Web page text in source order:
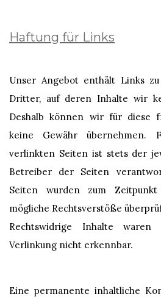
Haftung für Links
Unser Angebot enthält Links
Dritter, auf deren Inhalte wir
Deshalb können wir für diese
keine Gewähr
verlinkten Seiten ist stets der
Betreiber der Seiten
Seiten wurden zum
mögliche Rechtsverstöße
Rechtswidrige Inhalte
Verlinkung nicht erkennbar.
Eine permanente inhaltliche